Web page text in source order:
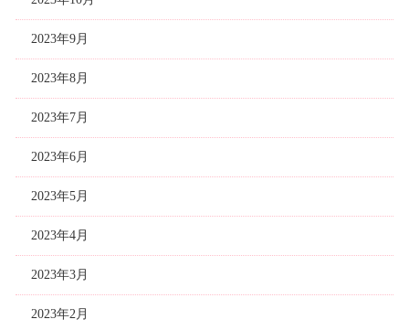
2023年9月
2023年8月
2023年7月
2023年6月
2023年5月
2023年4月
2023年3月
2023年2月